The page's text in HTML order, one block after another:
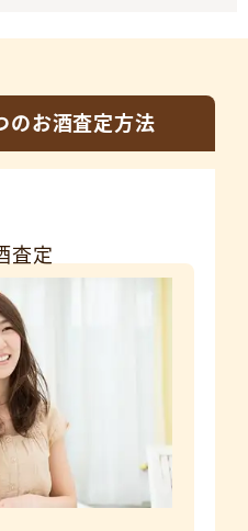
のお酒査定方法
査定